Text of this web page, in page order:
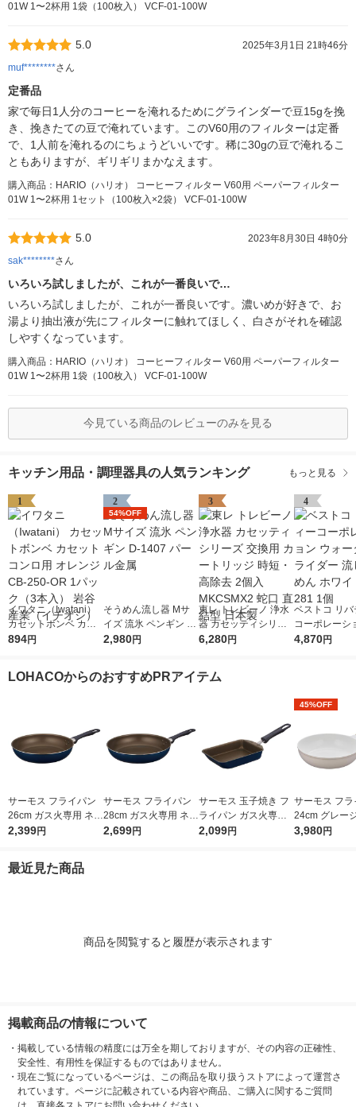
01W 1〜2杯用 1袋（100枚入） VCF-01-100W
5.0
2025年3月1日 21時46分
muf********さん
定番品
家で毎日1人分のコーヒーを淹れるためにグラインダーで豆15gを挽
き、挽きたての豆で淹れています。このV60用のフィルターは定番
で、1人前を淹れるのにちょうどいいです。稀に30gの豆で淹れるこ
ともありますが、ギリギリまかなえます。
購入商品：HARIO（ハリオ） コーヒーフィルター V60用 ペーパーフィルター
01W 1〜2杯用 1セット（100枚入×2袋） VCF-01-100W
5.0
2023年8月30日 4時0分
sak********さん
いろいろ試しましたが、これが一番良いで…
いろいろ試しましたが、これが一番良いです。濃いめが好きで、お
湯より抽出液が先にフィルターに触れてほしく、白さがそれを確認
しやすくなっています。
購入商品：HARIO（ハリオ） コーヒーフィルター V60用 ペーパーフィルター
01W 1〜2杯用 1袋（100枚入） VCF-01-100W
今見ている商品のレビューのみを見る
キッチン用品・調理器具の人気ランキング もっと見る
1
イワタニ（Iwatani）
カセットボンベ カセ
ットコンロ用 オレン
（イチオシ）
894円
2
54%OFF
そうめん流し器 Mサ
イズ 流氷 ペンギン D-
1407 パール金属
2,980円
3
東レ トレビーノ 浄水
器 カセッティシリー
ズ 交換用 カートリッ
結型 日本製
6,280円
4
ベストコ リバ
コーポレーシ
ォータースラ
4,870円
LOHACOからのおすすめPRアイテム
サーモス フライパン
26cm ガス火専用 ネイ
ビー KFI-026 NVY 1個
2,399円
サーモス フライパン
28cm ガス火専用 ネイ
ビー KFI-028 NVY 1個
2,699円
サーモス 玉子焼き フ
ライパン ガス火専用
ネイビー KFI-013E N
2,099円
45%OFF
サーモス フラ
24cm グレー
ガス火対応
3,980円
最近見た商品
商品を閲覧すると履歴が表示されます
掲載商品の情報について
・ 掲載している情報の精度には万全を期しておりますが、その内容の正確性、
安全性、有用性を保証するものではありません。
・ 現在ご覧になっているページは、この商品を取り扱うストアによって運営さ
れています。ページに記載されている内容や商品、ご購入に関するご質問